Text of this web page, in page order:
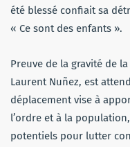
été blessé confiait sa
« Ce sont des enfants ».
Preuve de la gravité de
Laurent Nuñez, est
déplacement vise à
l’ordre et à la
potentiels pour lutter